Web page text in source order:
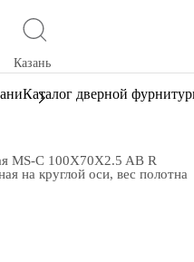
Казань
Каталог дверной
MS-C 100X70X2.5 AB R
на круглой оси, вес полотна